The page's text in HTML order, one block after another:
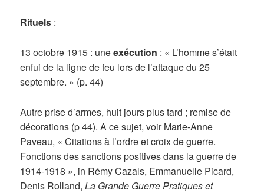
Rituels :
13 octobre 1915 : uneexécution : « L’homme s’était
enfui de la ligne de feu lors de l’attaque du 25
septembre. » (p. 44)
Autre prise d’armes, huit jours plus tard ; remise de
décorations (p 44). A ce sujet, voir Marie-Anne
Paveau, « Citations à l’ordre et croix de guerre.
Fonctions des sanctions positives dans la guerre de
1914-1918 », in Rémy Cazals, Emmanuelle Picard,
Denis Rolland,La Grande Guerre Pratiques et